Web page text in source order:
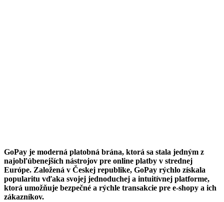
GoPay je moderná platobná brána, ktorá sa stala jedným z
najobľúbenejších nástrojov pre online platby v strednej
Európe. Založená v Českej republike, GoPay rýchlo získala
popularitu vďaka svojej jednoduchej a intuitívnej platforme,
ktorá umožňuje bezpečné a rýchle transakcie pre e-shopy a ich
zákazníkov.